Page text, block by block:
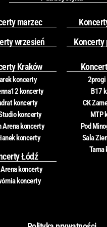
marzec
wrzesień
Koncerty
Kraków
koncerty
koncerty
koncerty
koncerty
Arena koncerty
koncerty
Łódź
koncerty
koncerty
B17
CK
MTP
Pod
Sala
Tama